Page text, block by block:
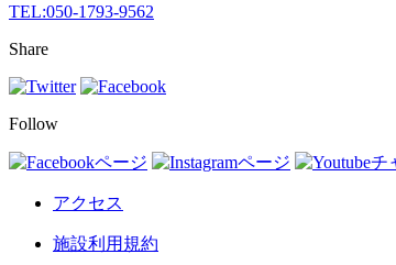
TEL:050-1793-9562
Share
Follow
アクセス
施設利用規約